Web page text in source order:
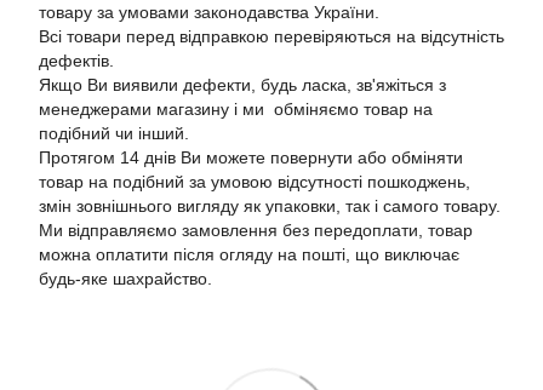
товару за умовами законодавства України.
Всі товари перед відправкою перевіряються на відсутність
дефектів.
Якщо Ви виявили дефекти, будь ласка, зв'яжіться з
менеджерами магазину і ми обміняємо товар на
подібний чи інший.
Протягом 14 днів Ви можете повернути або обміняти
товар на подібний за умовою відсутності пошкоджень,
змін зовнішнього вигляду як упаковки, так і самого товару.
Ми відправляємо замовлення без передоплати, товар
можна оплатити після огляду на пошті, що виключає
будь-яке шахрайство.